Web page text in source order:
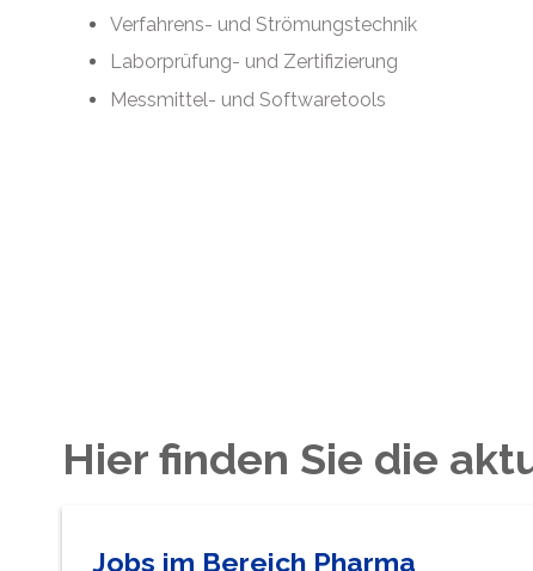
Verfahrens- und Strömungstechnik
Laborprüfung- und Zertifizierung
Messmittel- und Softwaretools
Hier finden Sie die
Jobs im Bereich Pharma